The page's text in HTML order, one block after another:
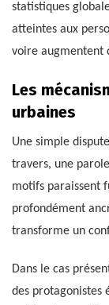
statistiques
atteintes aux
voire augmentent
Les
urbaines
Une simple
travers, une
motifs paraissent
profondément
transforme un
Dans le cas
des protagonistes